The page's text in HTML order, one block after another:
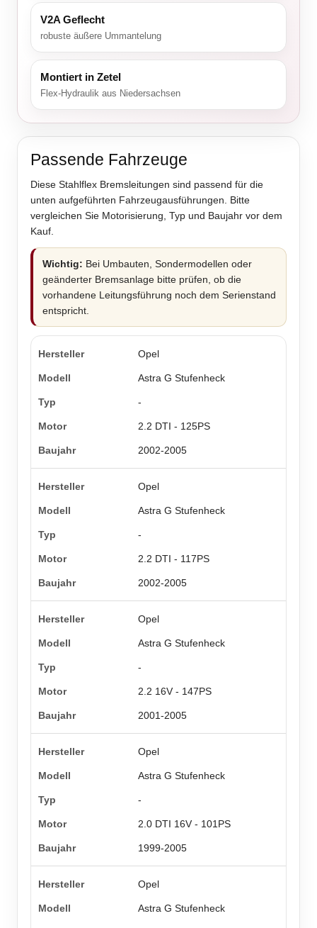
V2A Geflecht
robuste äußere Ummantelung
Montiert in Zetel
Flex-Hydraulik aus Niedersachsen
Passende Fahrzeuge
Diese Stahlflex Bremsleitungen sind passend für die
unten aufgeführten Fahrzeugausführungen. Bitte
vergleichen Sie Motorisierung, Typ und Baujahr vor dem
Kauf.
Wichtig: Bei Umbauten, Sondermodellen oder
geänderter Bremsanlage bitte prüfen, ob die
vorhandene Leitungsführung noch dem Serienstand
entspricht.
Opel
Astra G Stufenheck
-
2.2 DTI - 125PS
2002-2005
Opel
Astra G Stufenheck
-
2.2 DTI - 117PS
2002-2005
Opel
Astra G Stufenheck
-
2.2 16V - 147PS
2001-2005
Opel
Astra G Stufenheck
-
2.0 DTI 16V - 101PS
1999-2005
Opel
Astra G Stufenheck